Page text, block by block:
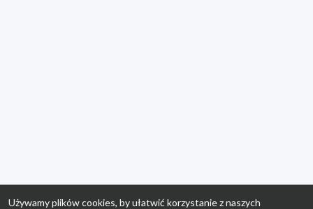
Używamy plików cookies, by ułatwić korzystanie z naszych